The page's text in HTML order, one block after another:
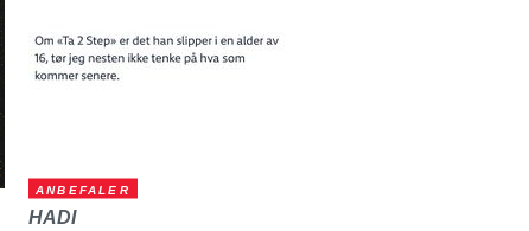
ANBEFALER
HADI